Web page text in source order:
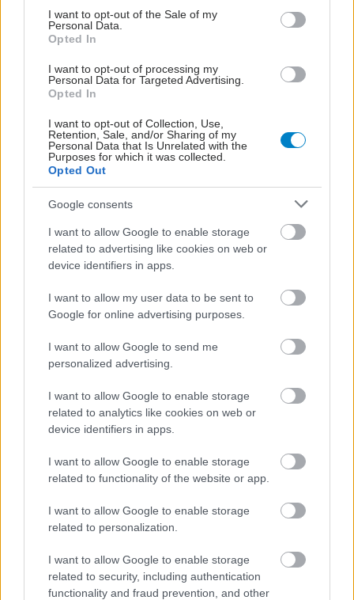
consent section.
I want to opt-out of the Sale of my
Personal Data.
Opted In
I want to opt-out of processing my
Personal Data for Targeted Advertising.
Opted In
I want to opt-out of Collection, Use,
Retention, Sale, and/or Sharing of my
Personal Data that Is Unrelated with the
Purposes for which it was collected.
Opted Out
Google consents
I want to allow Google to enable storage
related to advertising like cookies on web or
device identifiers in apps.
I want to allow my user data to be sent to
Google for online advertising purposes.
I want to allow Google to send me
personalized advertising.
I want to allow Google to enable storage
related to analytics like cookies on web or
device identifiers in apps.
I want to allow Google to enable storage
related to functionality of the website or app.
I want to allow Google to enable storage
related to personalization.
I want to allow Google to enable storage
related to security, including authentication
functionality and fraud prevention, and other